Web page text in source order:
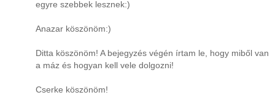
egyre szebbek lesznek:)
Anazar köszönöm:)
Ditta köszönöm! A bejegyzés végén írtam le, hogy miből van
a máz és hogyan kell vele dolgozni!
Cserke köszönöm!